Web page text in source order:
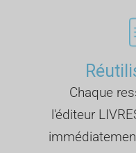
Chaque
l'éditeur